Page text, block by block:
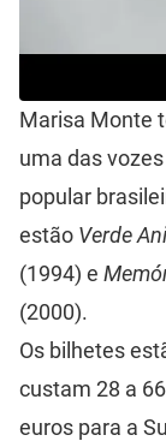
Marisa Monte
uma das
popular
estão Verde
(1994) e
(2000).
Os bilhetes
custam 28 a
euros para a